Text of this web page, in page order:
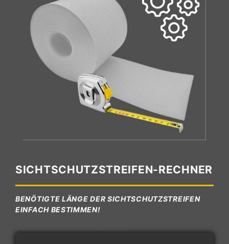
SICHTSCHUTZSTREIFEN-RECHNER
BENÖTIGTE LÄNGE DER SICHTSCHUTZSTREIFEN
EINFACH BESTIMMEN!